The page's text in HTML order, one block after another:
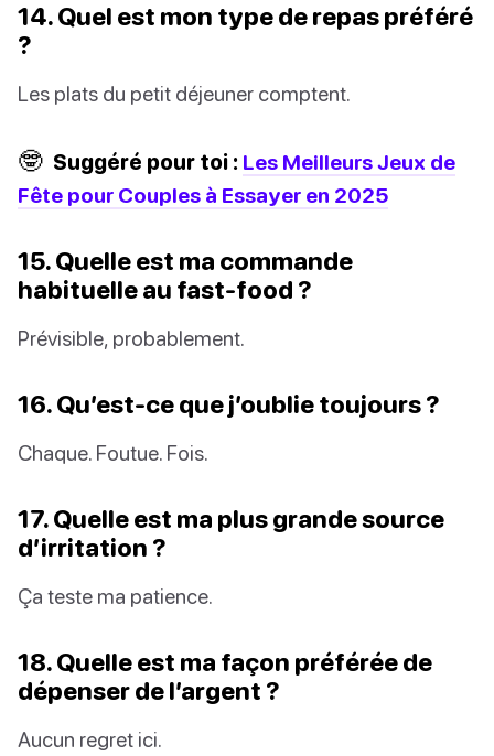
14. Quel est mon type de repas préféré
?
Les plats du petit déjeuner comptent.
🤓 Suggéré pour toi : Les Meilleurs Jeux de
Fête pour Couples à Essayer en 2025
15. Quelle est ma commande
habituelle au fast-food ?
Prévisible, probablement.
16. Qu’est-ce que j’oublie toujours ?
Chaque. Foutue. Fois.
17. Quelle est ma plus grande source
d’irritation ?
Ça teste ma patience.
18. Quelle est ma façon préférée de
dépenser de l’argent ?
Aucun regret ici.